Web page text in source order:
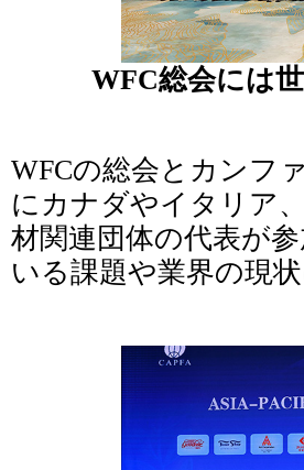
WFC総会には
WFCの総会とカンフ
にカナダやイタリア
材関連団体の代表が
いる課題や業界の現